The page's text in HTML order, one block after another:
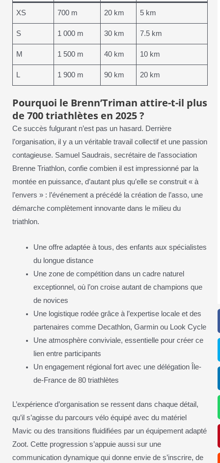
XS 700 m 20 km 5 km
S 1 000 m 30 km 7.5 km
M 1 500 m 40 km 10 km
L 1 900 m 90 km 20 km
Pourquoi le Brenn’Triman attire-t-il plus
de 700 triathlètes en 2025 ?
Ce succès fulgurant n’est pas un hasard. Derrière
l’organisation, il y a un véritable travail collectif et une passion
contagieuse. Samuel Saudrais, secrétaire de l’association
Brenne Triathlon, confie combien il est impressionné par la
montée en puissance, d’autant plus qu’elle se construit « à
l’envers » : l’événement a précédé la création de l’asso, une
démarche complètement innovante dans le milieu du
triathlon.
Une offre adaptée à tous, des enfants aux spécialistes
du longue distance
Une zone de compétition dans un cadre naturel
exceptionnel, où l’on croise autant de champions que
de novices
Une logistique rodée grâce à l’expertise locale et des
partenaires comme Decathlon, Garmin ou Look Cycle
Une atmosphère conviviale, essentielle pour créer ce
lien entre participants
Un engagement régional fort avec une délégation Île-
de-France de 80 triathlètes
L’expérience d’organisation se ressent dans chaque détail,
qu’il s’agisse du parcours vélo équipé avec du matériel
Mavic ou des transitions fluidifiées par un équipement adapté
Zoot. Cette progression s’appuie aussi sur une
communication dynamique qui donne envie de s’inscrire, de